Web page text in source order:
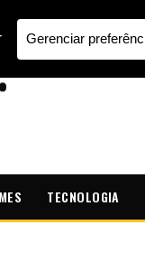
TECNOLOGIA